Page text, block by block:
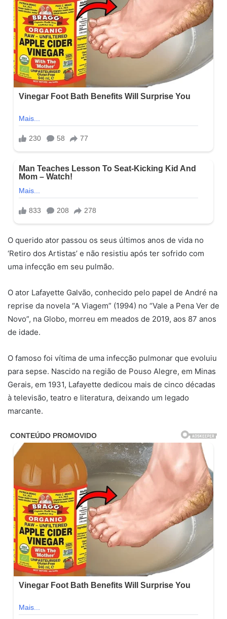
O querido ator passou os seus últimos anos de vida no
‘Retiro dos Artistas’ e não resistiu após ter sofrido com
uma infecção em seu pulmão.
O ator Lafayette Galvão, conhecido pelo papel de André na
reprise da novela “A Viagem” (1994) no “Vale a Pena Ver de
Novo”, na Globo, morreu em meados de 2019, aos 87 anos
de idade.
O famoso foi vítima de uma infecção pulmonar que evoluiu
para sepse. Nascido na região de Pouso Alegre, em Minas
Gerais, em 1931, Lafayette dedicou mais de cinco décadas
à televisão, teatro e literatura, deixando um legado
marcante.